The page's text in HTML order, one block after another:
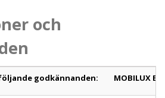
och
godkännanden: MOBILUX EP